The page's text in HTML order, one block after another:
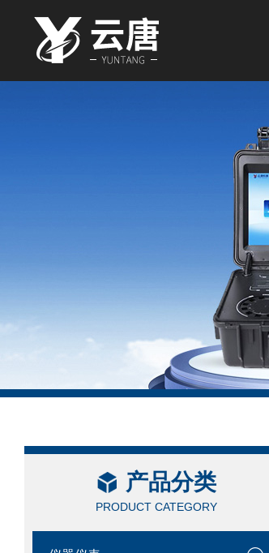
产品分类
PRODUCT CATEGORY